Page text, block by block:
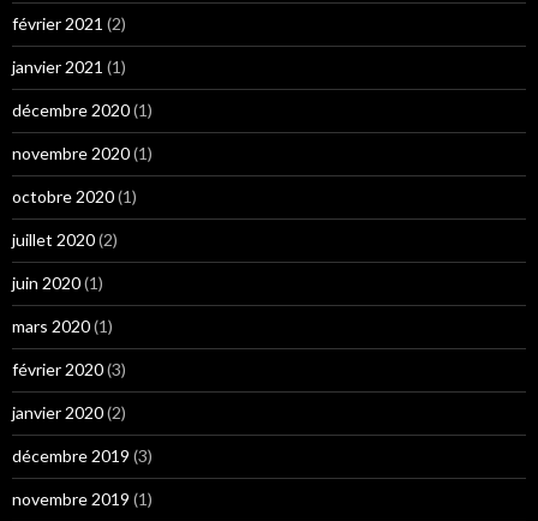
février 2021 (2)
janvier 2021 (1)
décembre 2020(1)
novembre 2020(1)
octobre 2020(1)
juillet 2020(2)
juin 2020(1)
mars 2020(1)
février 2020(3)
janvier 2020(2)
décembre 2019 (3)
novembre 2019 (1)